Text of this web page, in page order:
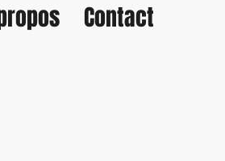
Contact